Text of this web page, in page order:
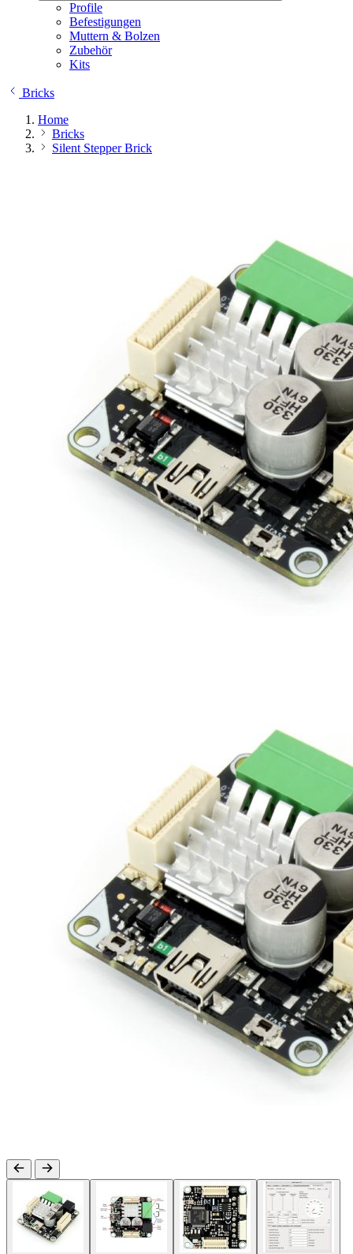
Profile
Befestigungen
Muttern & Bolzen
Zubehör
Kits
Bricks
Home
Bricks
Silent Stepper Brick